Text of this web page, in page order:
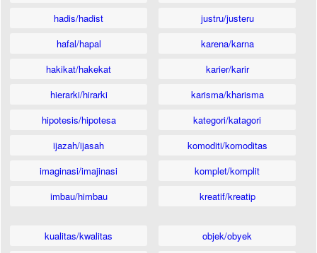
hadis/hadist
hafal/hapal
hakikat/hakekat
hierarki/hirarki
hipotesis/hipotesa
ijazah/ijasah
imaginasi/imajinasi
imbau/himbau
justru/justeru
karena/karna
karier/karir
karisma/kharisma
kategori/katagori
komoditi/komoditas
komplet/komplit
kreatif/kreatip
kualitas/kwalitas
objek/obyek